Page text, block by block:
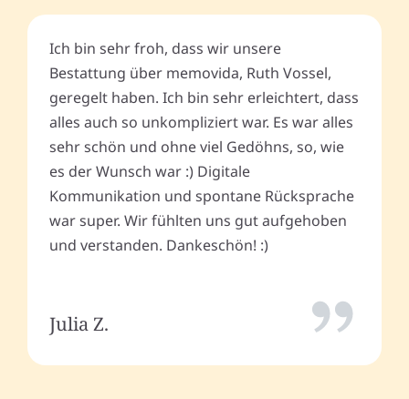
Ich bin sehr froh, dass wir unsere
Bestattung über memovida, Ruth Vossel,
geregelt haben. Ich bin sehr erleichtert, dass
alles auch so unkompliziert war. Es war alles
sehr schön und ohne viel Gedöhns, so, wie
es der Wunsch war :) Digitale
Kommunikation und spontane Rücksprache
war super. Wir fühlten uns gut aufgehoben
und verstanden. Dankeschön! :)
Julia Z.